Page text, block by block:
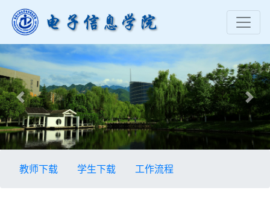
Previous Next
教师下载 学生下载 工作流程